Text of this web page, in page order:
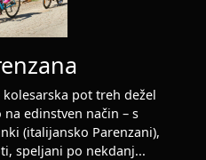
kolesarska pot treh dežel
edinstven način – s
(italijansko Parenzani),
speljani po nekdanj...